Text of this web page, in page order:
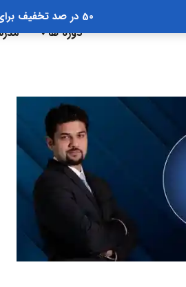
50 در صد تخفیف برای خرید بالای ۱۵۰ هزار تومان با کد off50
دوره ها